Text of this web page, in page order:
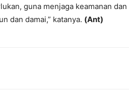
guna menjaga keamanan dan
dan damai,” katanya. (Ant)